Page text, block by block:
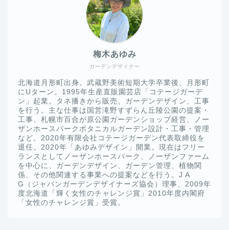
ガーデンデザイナー
梅木あゆみ
北海道月形町出身。武蔵野美術短期大学卒業後、月形町
にUターン。1995年生産直販園芸店「コテージガーデ
ン」起業。タネ播きから販売、ガーデンデザイン、工事
を行う。主な仕事は国営滝野すずらん丘陵公園の提案・
工事、札幌市百合が原公園ガーデンショップ経営、ノー
ザンホースパークボタニカルガーデン設計・工事・管理
など。2020年有限会社コテージガーデン代表取締役を
退任。2020年「あゆみデザイン」開業。現在はフリー
ランスとしてノーザンホースパーク、ノーザンファーム
を中心に、ガーデンデザイン、ガーデン管理、植物関
係、その他関連する事業への提案などを行う。J A
G（ジャパンガーデンデザイナーズ協会）理事、2009年
度北海道「輝く女性のチャレンジ賞」2010年度内閣府
「女性のチャレンジ賞」受賞。